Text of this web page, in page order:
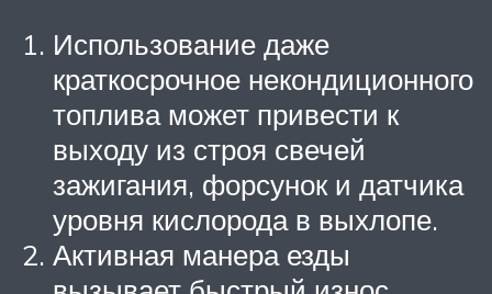
Использование даже
краткосрочное некондиционного
топлива может привести к
выходу из строя свечей
зажигания, форсунок и датчика
уровня кислорода в выхлопе.
Активная манера езды